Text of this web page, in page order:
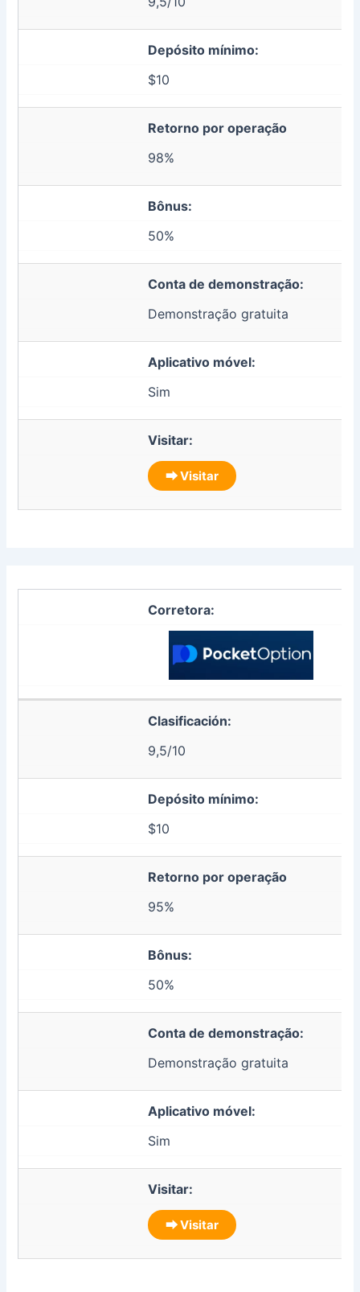
Depósito mínimo:
$10
Retorno por operação
98%
Bônus:
50%
Conta de demonstração:
Demonstração gratuita
Aplicativo móvel:
Sim
Visitar:
⮕ Visitar
Corretora:
Clasificación:
9,5/10
Depósito mínimo:
$10
Retorno por operação
95%
Bônus:
50%
Conta de demonstração:
Demonstração gratuita
Aplicativo móvel:
Sim
Visitar:
⮕ Visitar